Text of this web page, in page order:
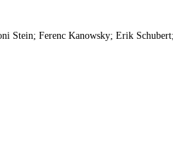
Stein; Ferenc Kanowsky; Erik